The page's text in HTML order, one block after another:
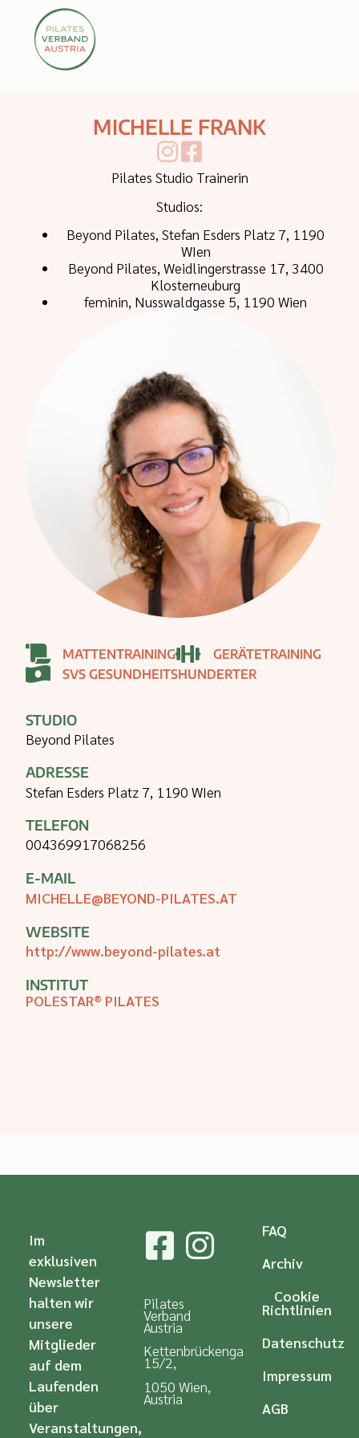
MICHELLE FRANK
Pilates Studio Trainerin
Studios:
Beyond Pilates, Stefan Esders Platz 7, 1190
WIen
Beyond Pilates, Weidlingerstrasse 17, 3400
Klosterneuburg
feminin, Nusswaldgasse 5, 1190 Wien
MATTENTRAINING
GERÄTETRAINING
SVS GESUNDHEITSHUNDERTER
STUDIO
Beyond Pilates
ADRESSE
Stefan Esders Platz 7, 1190 WIen
TELEFON
004369917068256
E-MAIL
MICHELLE@BEYOND-PILATES.AT
WEBSITE
http://www.beyond-pilates.at
INSTITUT
POLESTAR® PILATES
Pilates
Verband
Austria
Kettenbrückengasse
15/2,
1050 Wien,
Austria
Im
exklusiven
Newsletter
halten wir
unsere
Mitglieder
auf dem
Laufenden
über
Veranstaltungen,
FAQ
Archiv
Cookie
Richtlinien
Datenschutz
Impressum
AGB